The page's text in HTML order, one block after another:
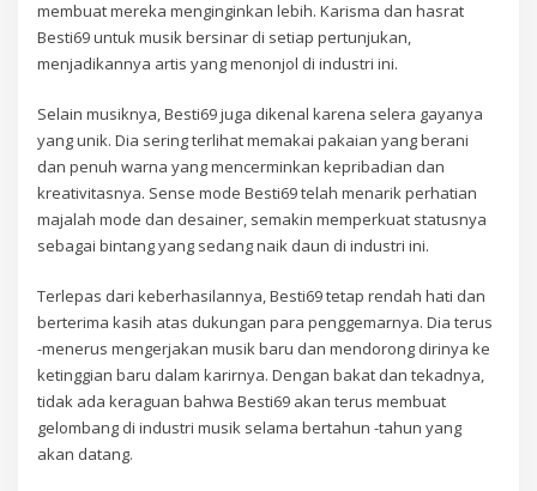
membuat mereka menginginkan lebih. Karisma dan hasrat
Besti69 untuk musik bersinar di setiap pertunjukan,
menjadikannya artis yang menonjol di industri ini.
Selain musiknya, Besti69 juga dikenal karena selera gayanya
yang unik. Dia sering terlihat memakai pakaian yang berani
dan penuh warna yang mencerminkan kepribadian dan
kreativitasnya. Sense mode Besti69 telah menarik perhatian
majalah mode dan desainer, semakin memperkuat statusnya
sebagai bintang yang sedang naik daun di industri ini.
Terlepas dari keberhasilannya, Besti69 tetap rendah hati dan
berterima kasih atas dukungan para penggemarnya. Dia terus
-menerus mengerjakan musik baru dan mendorong dirinya ke
ketinggian baru dalam karirnya. Dengan bakat dan tekadnya,
tidak ada keraguan bahwa Besti69 akan terus membuat
gelombang di industri musik selama bertahun -tahun yang
akan datang.